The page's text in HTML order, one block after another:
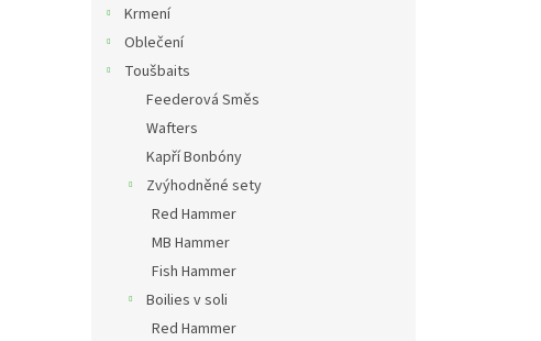
Krmení
Oblečení
Toušbaits
Feederová Směs
Wafters
Kapří Bonbóny
Zvýhodněné sety
Red Hammer
MB Hammer
Fish Hammer
Boilies v soli
Red Hammer